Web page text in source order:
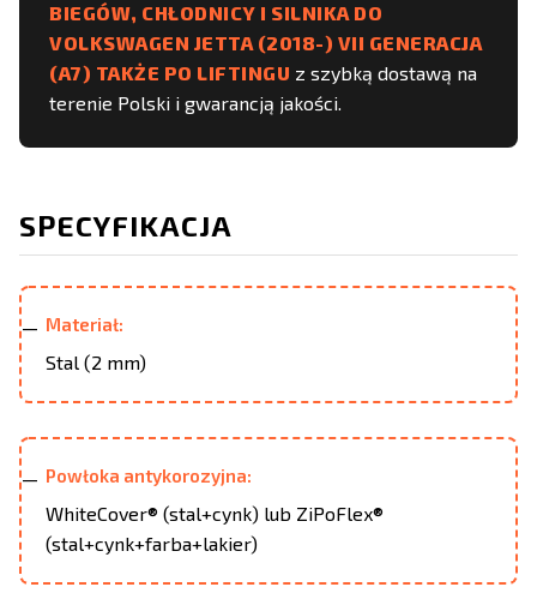
BIEGÓW, CHŁODNICY I SILNIKA DO
VOLKSWAGEN JETTA (2018-) VII GENERACJA
(A7) TAKŻE PO LIFTINGU z szybką dostawą na
terenie Polski i gwarancją jakości.
SPECYFIKACJA
Materiał:
Stal (2 mm)
Powłoka antykorozyjna:
WhiteCover® (stal+cynk) lub ZiPoFlex®
(stal+cynk+farba+lakier)